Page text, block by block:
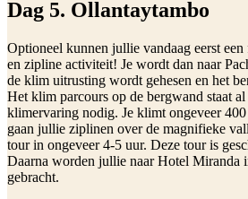
Dag 5. Ollantaytambo
Optioneel kunnen jullie vandaag eerst
en zipline activiteit! Je wordt dan naar
de klim uitrusting wordt gehesen en het
Het klim parcours op de bergwand staat
klimervaring nodig. Je klimt ongeveer
gaan jullie ziplinen over de magnifieke
tour in ongeveer 4-5 uur. Deze tour is
Daarna worden jullie naar Hotel Miranda
gebracht.